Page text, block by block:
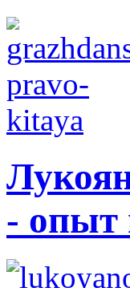
- опыт